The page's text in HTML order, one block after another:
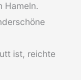
Hameln.
ist, reichte